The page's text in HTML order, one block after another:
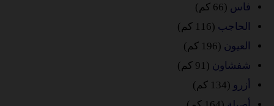
فاس (66 كم)
الحاجب(116 كم)
العيون(196 كم)
شفشاون(91 كم)
أزرو (134 كم)